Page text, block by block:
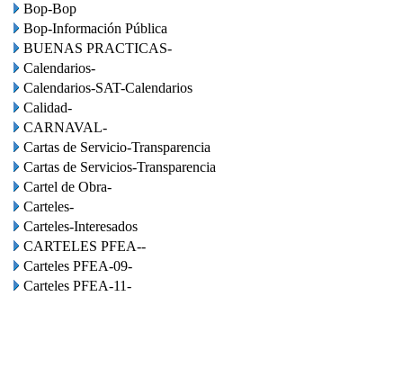
Bop-Bop
Bop-Información Pública
BUENAS PRACTICAS-
Calendarios-
Calendarios-SAT-Calendarios
Calidad-
CARNAVAL-
Cartas de Servicio-Transparencia
Cartas de Servicios-Transparencia
Cartel de Obra-
Carteles-
Carteles-Interesados
CARTELES PFEA--
Carteles PFEA-09-
Carteles PFEA-11-